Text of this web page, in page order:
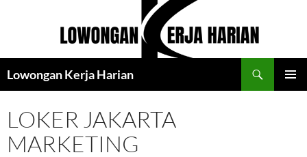
Lowongan Kerja Harian
LOKER JAKARTA
MARKETING